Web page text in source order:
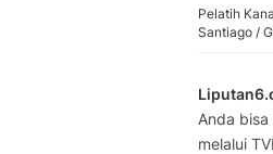
Pelatih
Santiago /
Anda
melalui